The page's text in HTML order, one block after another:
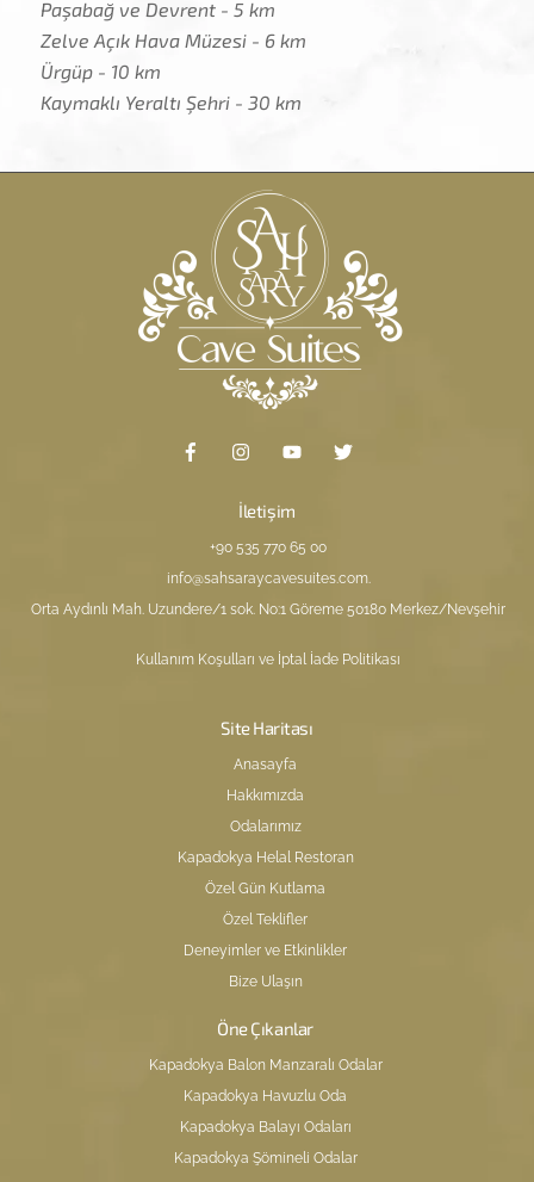
Paşabağ ve Devrent - 5 km
Zelve Açık Hava Müzesi - 6 km
Ürgüp - 10 km
Kaymaklı Yeraltı Şehri - 30 km
İletişim
+90 535 770 65 00
info@sahsaraycavesuites.com.
Orta Aydınlı Mah. Uzundere/1 sok. No:1 Göreme 50180 Merkez/Nevşehir
Kullanım Koşulları ve İptal İade Politikası
Site Haritası
Anasayfa
Hakkımızda
Odalarımız
Kapadokya Helal Restoran
Özel Gün Kutlama
Özel Teklifler
Deneyimler ve Etkinlikler
Bize Ulaşın
Öne Çıkanlar
Kapadokya Balon Manzaralı Odalar
Kapadokya Havuzlu Oda
Kapadokya Balayı Odaları
Kapadokya Şömineli Odalar